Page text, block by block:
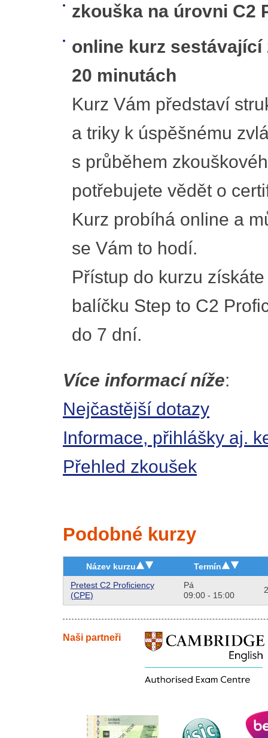
zkouška na úrovni C2
online kurz
20 minutách
Kurz Vám představí
a triky k úspěšnému
s průběhem
potřebujete vědět o
Kurz probíhá online a
se Vám to hodí.
Přístup do kurzu
balíčku Step to C2
do 7 dní.
Více informací níže:
Nejčastější dotazy
Informace, přihlášky aj.
Přehled zkoušek
Podobné kurzy
Název kurzu
Termín
Pretest C2 Proficiency
(CPE)
Pá
09:00 - 15:00
Naši partneři